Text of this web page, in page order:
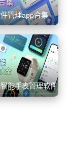
管理app合集
能手表管理软件大全